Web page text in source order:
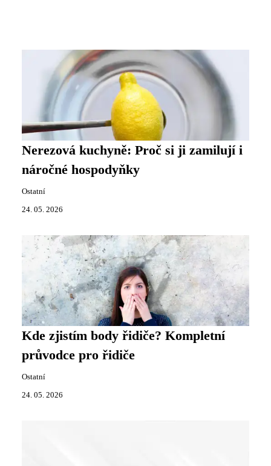
Nerezová kuchyně: Proč si ji zamilují i
náročné hospodyňky
Ostatní
24. 05. 2026
Kde zjistím body řidiče? Kompletní
průvodce pro řidiče
Ostatní
24. 05. 2026